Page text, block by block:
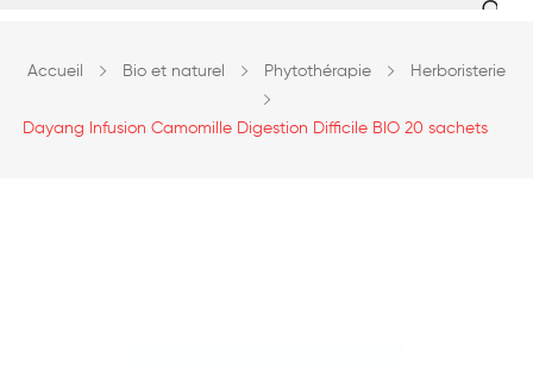
Accueil Bio et naturel Phytothérapie Herboristerie
Dayang Infusion Camomille Digestion Difficile BIO 20 sachets